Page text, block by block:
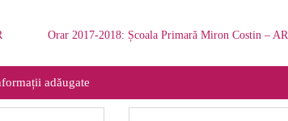
Orar 2017-2018: Școala Primară Miron Costin – AR
adăugate